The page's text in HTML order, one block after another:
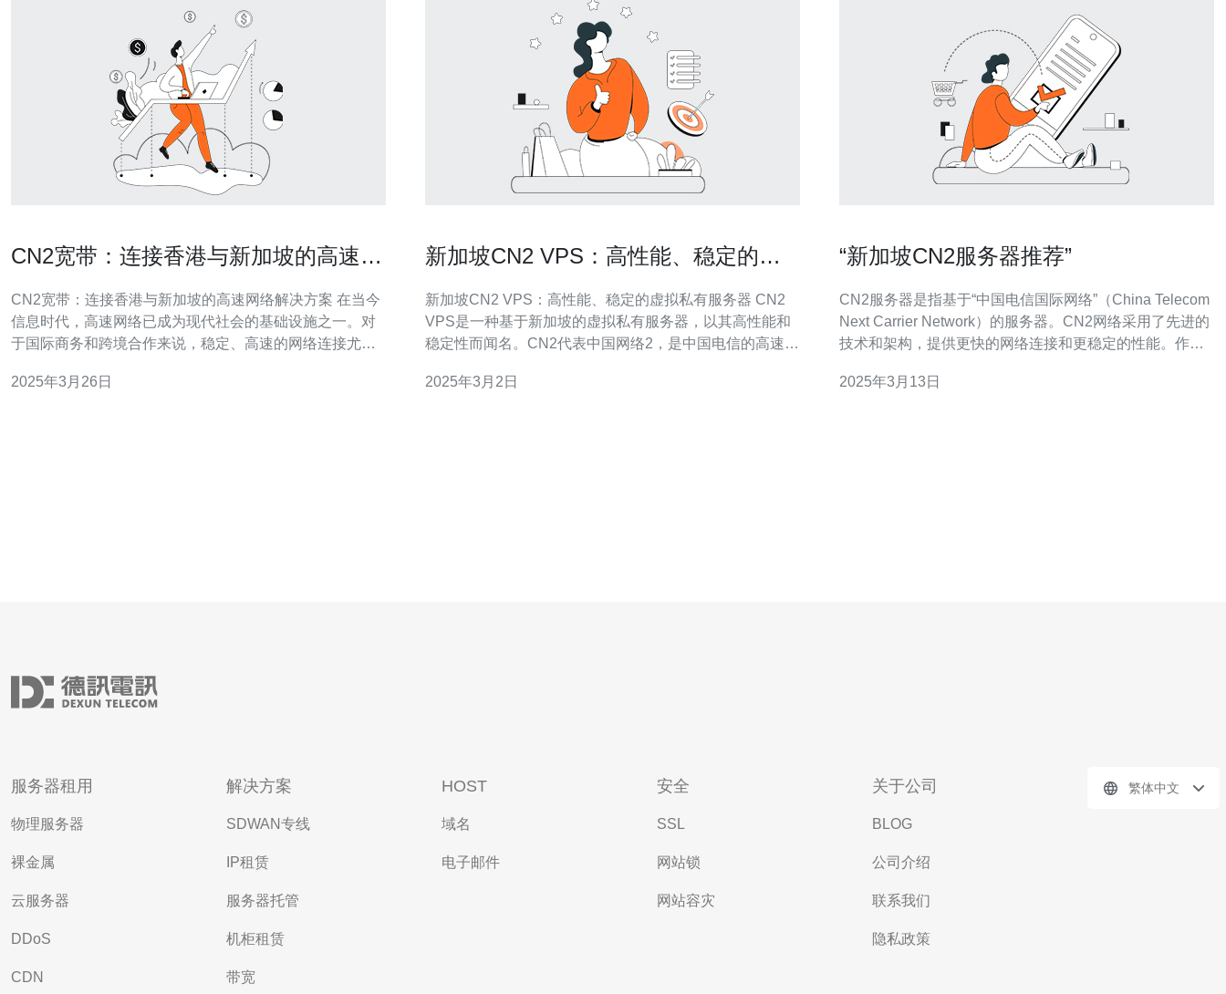
CN2宽带：连接香港与新加坡的高速网
CN2宽带：连接香港与新加坡的高速网络解决方案 在当今
信息时代，高速网络已成为现代社会的基础设施之一。对
于国际商务和跨境合作来说，稳定、高速的网络连接尤为
与新加坡的商务合作提供了可靠的支持。 CN2宽带是中国
2025年3月26日
新加坡CN2 VPS：高性能、稳定的虚
新加坡CN2 VPS：高性能、稳定的虚拟私有服务器 CN2
VPS是一种基于新加坡的虚拟私有服务器，以其高性能和
稳定性而闻名。CN2代表中国网络2，是中国电信的高速网
能：CN2 VPS采用先进的硬件设备和优化的网络架构，提
2025年3月2日
“新加坡CN2服务器推荐”
CN2服务器是指基于“中国电信国际网络”（China Telecom
Next Carrier Network）的服务器。CN2网络采用了先进的
技术和架构，提供更快的网络连接和更稳定的性能。作为
球范围内有着广泛的覆盖。 新加坡作为亚洲的重要互联网
2025年3月13日
服务器租用
物理服务器
裸金属
云服务器
DDoS
CDN
解决方案
SDWAN专线
IP租赁
服务器托管
机柜租赁
带宽
HOST
域名
电子邮件
安全
SSL
网站锁
网站容灾
关于公司
BLOG
公司介绍
联系我们
隐私政策
繁体中文